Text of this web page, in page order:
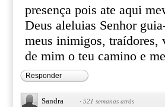
presença pois ate aqui
Deus aleluias Senhor
meus inimigos, traídores,
de mim o teu camino e
Responder
Sandra · 521 semanas atrás